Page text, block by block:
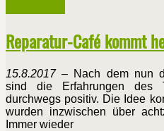
Reparatur-Café kommt
15.8.2017– Nach dem nun
sind die Erfahrungen des
durchwegs positiv. Die Idee
wurden inzwischen über
Immer wieder